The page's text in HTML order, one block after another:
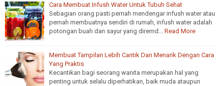
Cara Membuat Infush Water Untuk Tubuh Sehat
Sebagian orang pasti pernah mendengar infush water atau
pernah membuatnya sendiri di rumah, infush water adalah
potongan buah dan sayur yang diremd… Read More
Membuat Tampilan Lebih Cantik Dan Menarik Dengan Cara
Yang Praktis
Kecantikan bagi seorang wanita merupakan hal yang
penting untuk selalu diperhatikan, baik muda ataupun